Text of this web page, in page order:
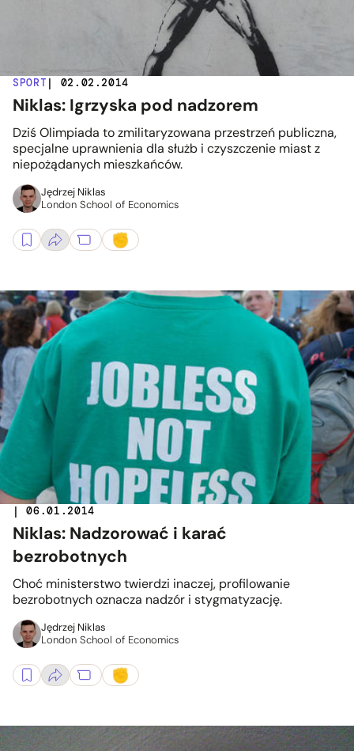
SPORT | 02.02.2014
Niklas: Igrzyska pod nadzorem
Dziś Olimpiada to zmilitaryzowana przestrzeń publiczna,
specjalne uprawnienia dla służb i czyszczenie miast z
niepożądanych mieszkańców.
Jędrzej Niklas
London School of Economics
| 06.01.2014
Niklas: Nadzorować i karać
bezrobotnych
Choć ministerstwo twierdzi inaczej, profilowanie
bezrobotnych oznacza nadzór i stygmatyzację.
Jędrzej Niklas
London School of Economics